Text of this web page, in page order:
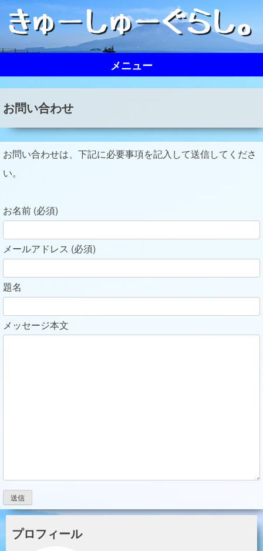
Skip
content
メニュー
お問い合わせ
お問い合わせは、下記に必要事項を記入して送信してくださ
い。
お名前 (必須)
メールアドレス (必須)
題名
メッセージ本文
プロフィール